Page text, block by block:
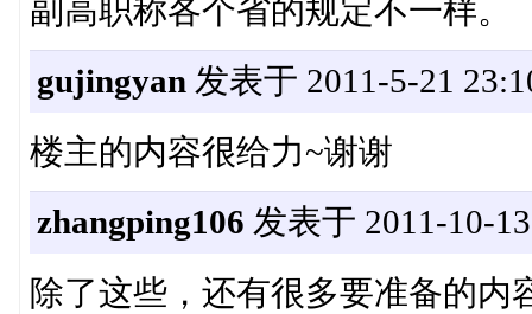
副高职称各个省的规定不一样。
gujingyan 发表于 2011-5-21
楼主的内容很给力~谢谢
zhangping106 发表于 2011-10-
除了这些，还有很多要准备的内